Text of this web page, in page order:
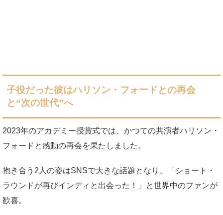
子役だった彼はハリソン・フォードとの再会
と“次の世代”へ
2023年のアカデミー授賞式では、かつての共演者ハリソン・
フォードと感動の再会を果たしました。
抱き合う2人の姿はSNSで大きな話題となり、「ショート・
ラウンドが再びインディと出会った！」と世界中のファンが
歓喜。